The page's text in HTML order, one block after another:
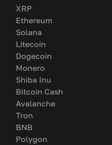
XRP
Ethereum
Solana
Litecoin
Dogecoin
Monero
Shiba Inu
Bitcoin Cash
Avalanche
Tron
BNB
Polygon